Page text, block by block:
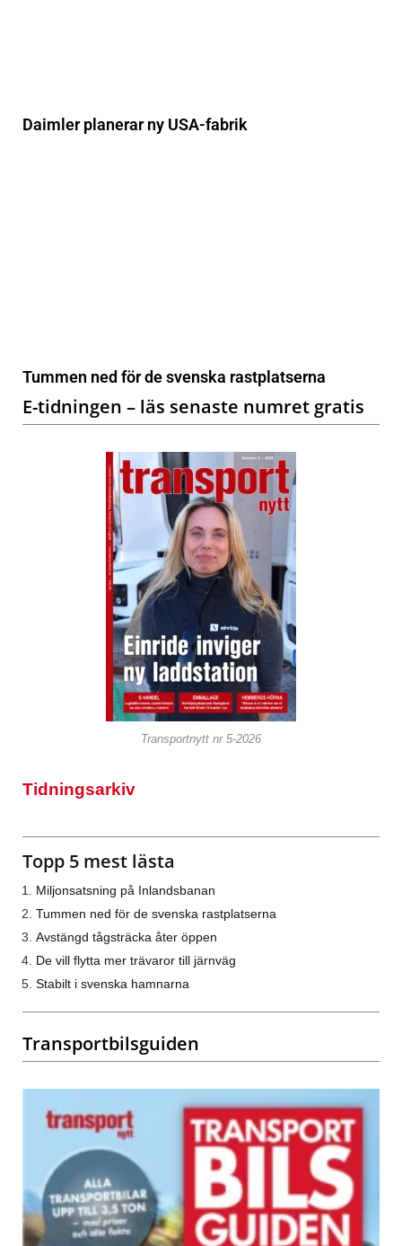
Daimler planerar ny USA-fabrik
Tummen ned för de svenska rastplatserna
E-tidningen – läs senaste numret gratis
Transportnytt nr 5-2026
Tidningsarkiv
Topp 5 mest lästa
Miljonsatsning på Inlandsbanan
Tummen ned för de svenska rastplatserna
Avstängd tågsträcka åter öppen
De vill flytta mer trävaror till järnväg
Stabilt i svenska hamnarna
Transportbilsguiden